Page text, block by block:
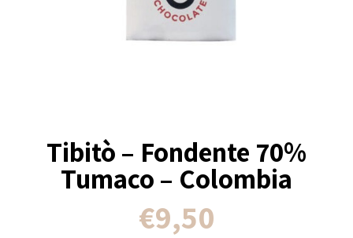
Tibitò – Fondente 70%
Tumaco – Colombia
€9,50